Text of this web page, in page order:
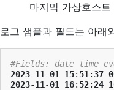
마지막 가상호스
로그 샘플과 필드는 아래
#Fields: date time
2023-11-01 15: 51:37
2023-11-01 16: 52:24